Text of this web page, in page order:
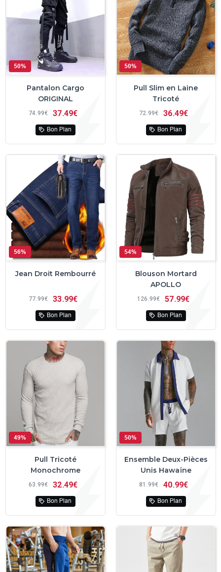
50%
Pantalon Cargo
ORIGINAL
74 99€ 37 49€
Bon Plan
50%
Pull Slim en Laine
Tricoté
72 99€ 36 49€
Bon Plan
56%
Jean Droit Rembourré
77 99€ 33 99€
Bon Plan
54%
Blouson Mortard
APOLLO
126 99€ 57 99€
Bon Plan
49%
Pull Tricoté
Monochrome
63 99€ 32 49€
Bon Plan
50%
Ensemble Deux-Pièces
Unis Hawaïne
81 99€ 40 99€
Bon Plan